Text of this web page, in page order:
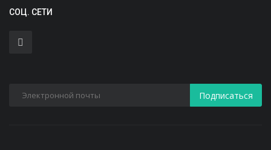
СОЦ. СЕТИ
Подписаться